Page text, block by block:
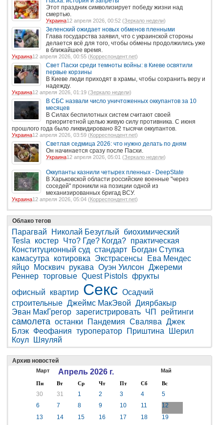
Этот праздник символизирует победу жизни над
смертью.
Украина12 апреля 2026, 00:52 (Зеркало недели)
Зеленский ожидает новых обменов пленными
Глава государства заявил, что с украинской стороны
делается всё для того, чтобы обмены продолжились уже
в ближайшее время.
Украина12 апреля 2026, 00:55 (Корреспондент.net)
Свет Пасхи среди темноты войны: в Киеве освятили
первые корзины
В Киеве люди приходят в храмы, чтобы сохранить веру и
надежду.
Украина12 апреля 2026, 01:19 (Зеркало недели)
В СБС назвали число уничтоженных оккупантов за 10
месяцев
В Силах беспилотных систем считают своей
приоритетной целью живую силу противника. С июня
прошлого года было ликвидировано 82 тысячи оккупантов.
Украина12 апреля 2026, 03:59 (Корреспондент.net)
Светлая седмица 2026: что нужно делать по дням
Он начинается сразу после Пасхи.
Украина12 апреля 2026, 05:01 (Зеркало недели)
Оккупанты казнили четырех пленных - DeepState
В Харьковской области российские военные "через
соседей" проникли на позиции одной из
механизированных бригад ВСУ.
Украина12 апреля 2026, 05:04 ( Корреспондент.net)
Облако тегов
Парагвай Николай Безуглый
биохимический
Tesla
костер Что? Где? Когда? практическая
Конституционный суд стандарт
Богдан Ступка
камасутра
котировка Экстрасенсы
Ева Мендес
яйцо
Москвич рукава Оуэн Уилсон Джереми
Реннер торговые Quest Pistols фрукты
офисный
квартир Секс Осадчий
строительные Джеймс МакЭвой Диярбакыр
Эван МакГрегор зарегистрировать ЧП рейтинги
самолета останки Пандемия Свалява Джек
Блэк Феофания туроператор Приштина
Шерил
Коул
Шяуляй
Архив новостей
Март Апрель 2026 г. Май
Пн Вт Ср Чт Пт Сб Вс
30 31 1 2 3 4
5
6
7 8 9 10 11
12
13
14 15 16 17 18
19